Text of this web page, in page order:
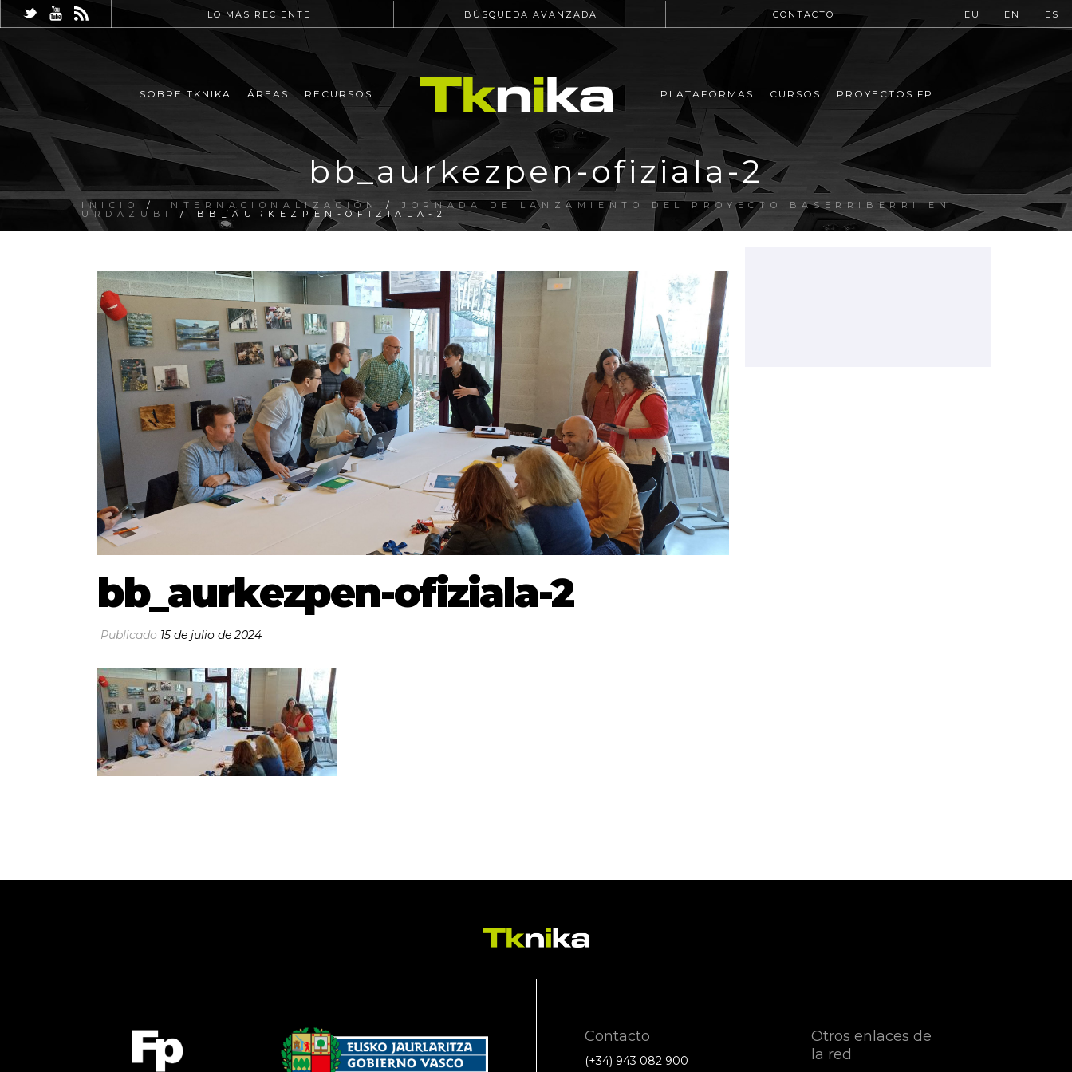
LO MÁS RECIENTE BÚSQUEDA AVANZADA CONTACTO EU EN ES
SOBRE TKNIKA ÁREAS RECURSOS PLATAFORMAS CURSOS PROYECTOS FP
bb_aurkezpen-ofiziala-2
INICIO / INTERNACIONALIZACIÓN /JORNADA DE LANZAMIENTO DEL PROYECTO BASERRIBERRI EN
URDAZUBI / BB_AURKEZPEN-OFIZIALA-2
bb_aurkezpen-ofiziala-2
Publicado 15 de julio de 2024
Contacto
(+34) 943 082 900
Otros enlaces de
la red